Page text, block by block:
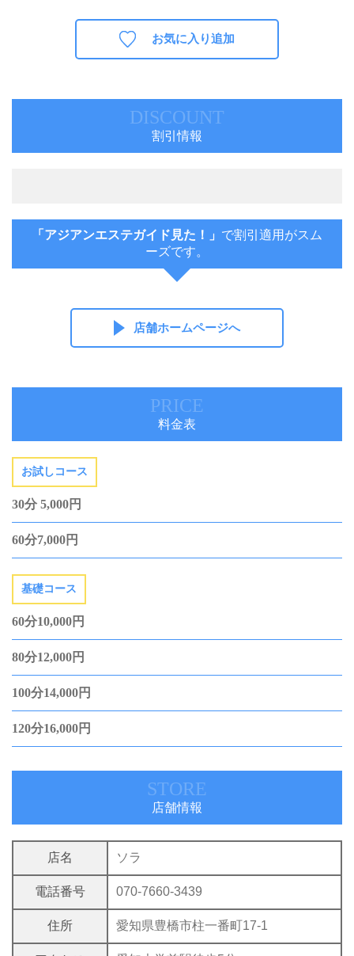
お気に入り追加
DISCOUNT
割引情報
「アジアンエステガイド見た！」 で割引適用がスム
ーズです。
店舗ホームページへ
PRICE
料金表
お試しコース
30分 5,000円
60分7,000円
基礎コース
60分10,000円
80分12,000円
100分14,000円
120分16,000円
STORE
店舗情報
店名 ソラ
電話番号 070-7660-3439
住所 愛知県豊橋市柱一番町17-1